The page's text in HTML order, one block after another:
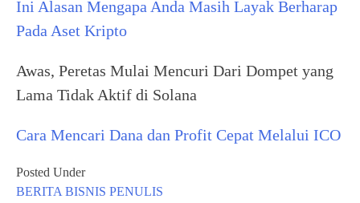
Ini Alasan Mengapa Anda Masih Layak Berharap
Pada Aset Kripto
Awas, Peretas Mulai Mencuri Dari Dompet yang
Lama Tidak Aktif di Solana
Cara Mencari Dana dan Profit Cepat Melalui ICO
Posted Under
BERITA BISNIS PENULIS